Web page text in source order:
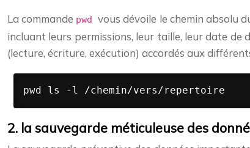
La commande pwdvous dévoile le chemin absolu
incluant leurs permissions, leur taille, leur date de
(lecture, écriture, exécution) accordés aux
pwd ls -l /chemin/vers/repertoire
2. la sauvegarde méticuleuse des